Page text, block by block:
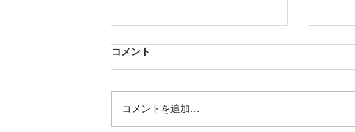
コメント
コメントを追加…